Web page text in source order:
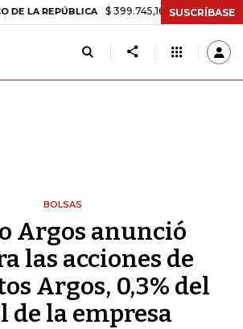
REPÚBLICA $ 399.745,16 +$ 2.295,71 +0,58%
SUSCRÍBASE
BOLSAS
Argos anunció
las acciones de
Argos, 0,3% del
de la empresa